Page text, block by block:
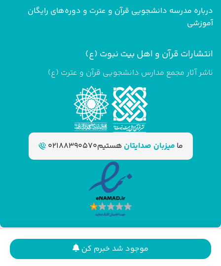
موجود شد خبرم کن
درباره مدرسه دانشجویی قرآن و عترت و دوره‌های رایگان
آموزشی
انتشارات قرآن و اهل بیت نبوت (ع)
ناشر آثار مجمع مدارس دانشجویی قرآن و عترت (ع)
ما میزبان صدایتان هستیم02188390570
طراحی فروشگاه اینترنتی توسط آلماتک